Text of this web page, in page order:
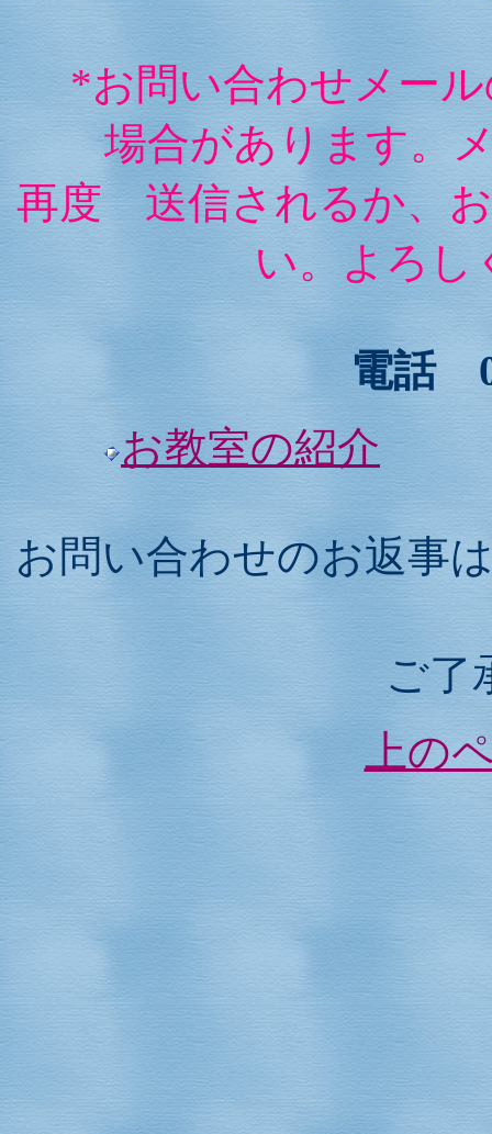
*お問い合わせメー
場合があります。
再度 送信されるか、
い。よろし
電話
お教室の紹介
お問い合わせのお返事
ご了
上の